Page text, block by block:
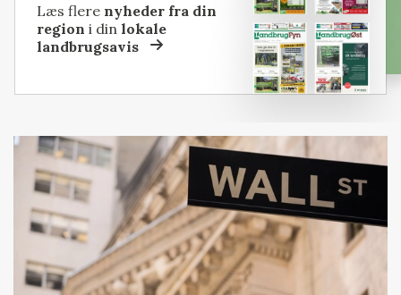
Læs flere nyheder fra din
region i dinlokale
landbrugsavis